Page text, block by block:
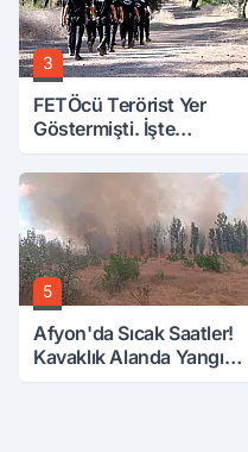
3
FETÖcü Terörist Yer
Göstermişti. İşte
5
Afyon'da Sıcak Saatler!
Kavaklık Alanda Yangın